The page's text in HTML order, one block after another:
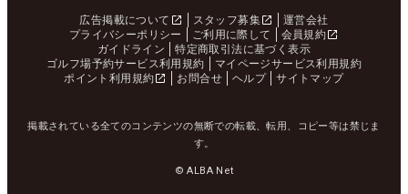
広告掲載について スタッフ募集
運営会社
プライバシーポリシー
ご利用に際して
会員規約
ガイドライン
特定商取引法に基づく表示
ゴルフ場予約サービス利用規約
マイページサービス利用規約
ポイント利用規約
お問合せ ヘルプ サイトマップ
掲載されている全てのコンテンツの無断での転載、転用、コピー等は禁じま
す。
© ALBA Net